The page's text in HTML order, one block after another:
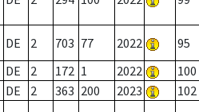
DE 2 703 77 2022 95
DE 2 172 1 2022 100
DE 2 363 200 2023 102